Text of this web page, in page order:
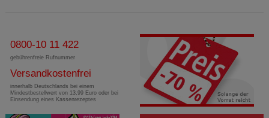
0800-10 11 422
gebührenfreie Rufnummer
Versandkostenfrei
innerhalb Deutschlands bei einem
Mindestbestellwert von 13,99 Euro oder bei
Einsendung eines Kassenrezeptes